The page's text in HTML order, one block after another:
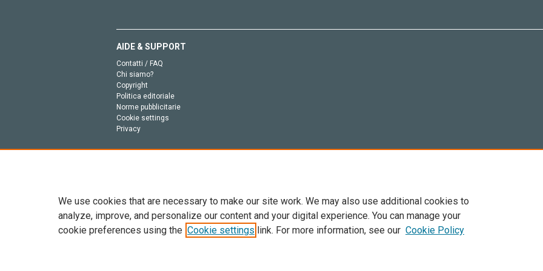
AIDE & SUPPORT
Contatti / FAQ
Chi siamo?
Copyright
Politica editoriale
Norme pubblicitarie
Cookie settings
Privacy
Tutto il contenuto di questo sito: Copyright © 2026 Elsevier, i suoi licenziatari e contributori. Tutti i diritti sono riservati. Inclusi diritti
We use cookies that are necessary to make our site work. We may also use additional cookies to
analyze, improve, and personalize our content and your digital experience. You can manage your
cookie preferences using the Cookie settings link. For more information, see our Cookie Policy